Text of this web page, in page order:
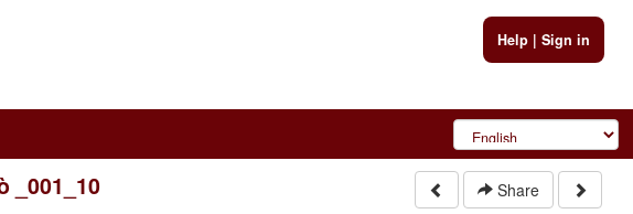
Help| Sign in
_001_10 Share